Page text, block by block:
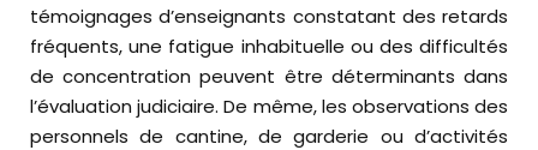
témoignages d’enseignants constatant des retards
fréquents, une fatigue inhabituelle ou des difficultés
de concentration peuvent être déterminants dans
l’évaluation judiciaire. De même, les observations des
personnels de cantine, de garderie ou d’activités